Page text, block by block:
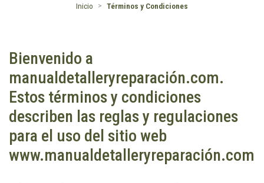
Inicio Términos y Condiciones
Bienvenido a
manualdetalleryreparación.com.
Estos términos y condiciones
describen las reglas y regulaciones
para el uso del sitio web
www.manualdetalleryreparación.com